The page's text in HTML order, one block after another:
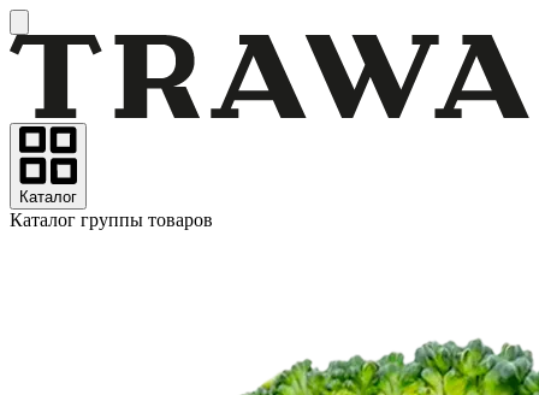
Каталог
Каталог группы товаров